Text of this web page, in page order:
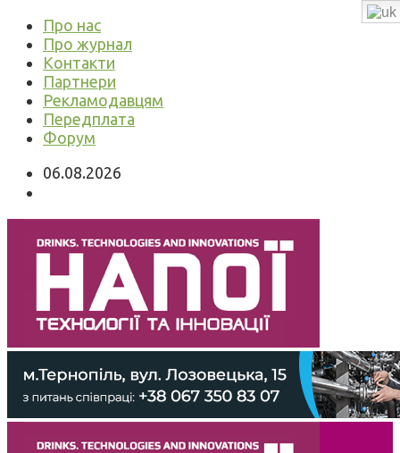
Про нас
Про журнал
Контакти
Партнери
Рекламодавцям
Передплата
Форум
06.08.2026